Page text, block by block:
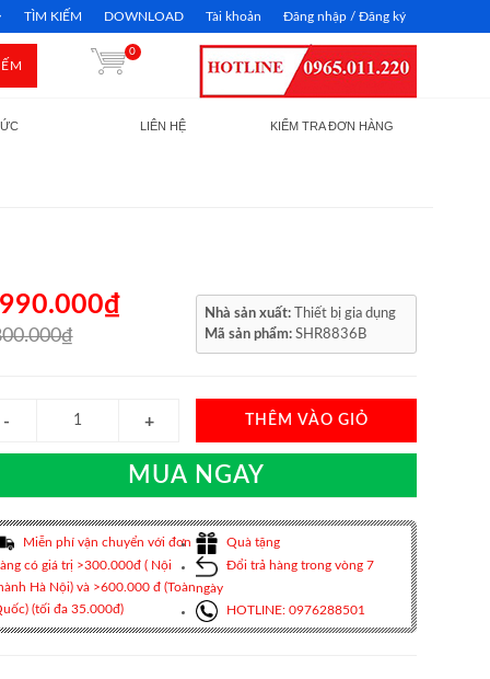
TÌM KIẾM DOWNLOAD Tài khoản Đăng nhập / Đăng ký
0
LIÊN HỆ KIỂM TRA ĐƠN HÀNG
Nhà sản xuất:
Thiết bị gia dụng
Mã sản phẩm:SHR8836B
THÊM VÀO GIỎ
MUA NGAY
Miễn phí vận chuyển với đơn
có giá trị >300.000đ ( Nội
Hà Nội) và >600.000 đ (Toàn
(tối đa 35.000đ)
Quà tặng
Đổi trả hàng trong vòng 7
ngày
HOTLINE: 0976288501